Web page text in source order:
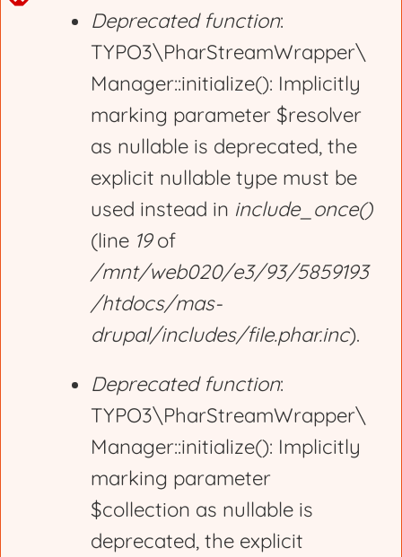
Deprecated function:
TYPO3\PharStreamWrapper\
Manager::initialize(): Implicitly
marking parameter $resolver
as nullable is deprecated, the
explicit nullable type must be
used instead in include_once()
(line 19of
/mnt/web020/e3/93/5859193
/htdocs/mas-
drupal/includes/file.phar.inc).
Deprecated function:
TYPO3\PharStreamWrapper\
Manager::initialize(): Implicitly
marking parameter
$collection as nullable is
deprecated, the explicit